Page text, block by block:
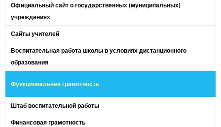
Официальный сайт о государственных (муниципальных)
учреждениях
Сайты учителей
Воспитательная работа школы в условиях дистанционного
образования
Функциональная грамотность
Штаб воспитательной работы
Финансовая грамотность